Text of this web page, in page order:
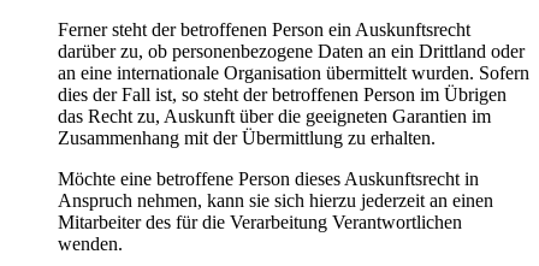
Ferner steht der betroffenen Person ein Auskunftsrecht
darüber zu, ob personenbezogene Daten an ein Drittland oder
an eine internationale Organisation übermittelt wurden. Sofern
dies der Fall ist, so steht der betroffenen Person im Übrigen
das Recht zu, Auskunft über die geeigneten Garantien im
Zusammenhang mit der Übermittlung zu erhalten.
Möchte eine betroffene Person dieses Auskunftsrecht in
Anspruch nehmen, kann sie sich hierzu jederzeit an einen
Mitarbeiter des für die Verarbeitung Verantwortlichen
wenden.